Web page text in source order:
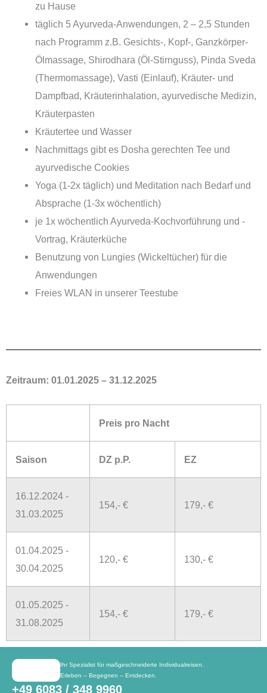
zu Hause
täglich 5 Ayurveda-Anwendungen, 2 – 2,5 Stunden
nach Programm z.B. Gesichts-, Kopf-, Ganzkörper-
Ölmassage, Shirodhara (Öl-Stirnguss), Pinda Sveda
(Thermomassage), Vasti (Einlauf), Kräuter- und
Dampfbad, Kräuterinhalation, ayurvedische Medizin,
Kräuterpasten
Kräutertee und Wasser
Nachmittags gibt es Dosha gerechten Tee und
ayurvedische Cookies
Yoga (1-2x täglich) und Meditation nach Bedarf und
Absprache (1-3x wöchentlich)
je 1x wöchentlich Ayurveda-Kochvorführung und -
Vortrag, Kräuterküche
Benutzung von Lungies (Wickeltücher) für die
Anwendungen
Freies WLAN in unserer Teestube
Zeitraum: 01.01.2025 – 31.12.2025
Preis pro Nacht
Saison DZ p.P. EZ
16.12.2024 -
31.03.2025
154,- € 179,- €
01.04.2025 -
30.04.2025
120,- € 130,- €
01.05.2025 -
31.08.2025
154,- € 179,- €
Ihr Spezialist für maßgeschneiderte Individualreisen.
Erleben – Begegnen – Entdecken.
+49 6083 / 348 9960